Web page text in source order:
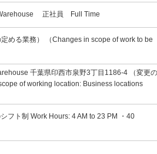
正社員 Full Time
める業務） （Changes in scope of work to be
千葉県印西市泉野3丁目1186-4 （変更の
of working location: Business locations
ト制 Work Hours: 4 AM to 23 PM ・40